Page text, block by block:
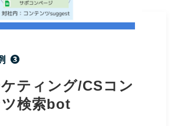
❸
ティング/CSコン
検索bot